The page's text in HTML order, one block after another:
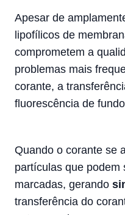
Apesar de
lipofílicos de
comprometem a
problemas mais
corante, a
fluorescência de
Quando o corante se
partículas que podem
marcadas, gerando
transferência do